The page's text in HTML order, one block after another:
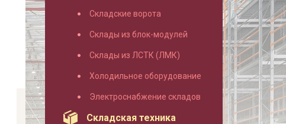
Складские ворота
Склады из блок-модулей
Склады из ЛСТК (ЛМК)
Холодильное оборудование
Электроснабжение складов
Складская техника